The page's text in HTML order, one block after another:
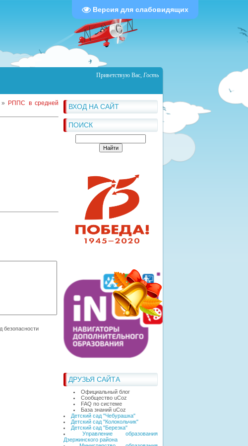
Версия для слабовидящих
Приветствую Вас, Гость
ВХОД НА САЙТ
ПОИСК
ДРУЗЬЯ САЙТА
Официальный блог
Сообщество uCoz
FAQ по системе
База знаний uCoz
Детский сад "Чебурашка"
Детский сад "Колокольчик"
Детский сад "Березка"
Управление образования
Дзержинского района
»
РППС в средней